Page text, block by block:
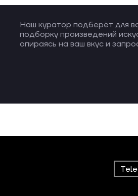
Наш куратор подберёт для
подборку произведений
опираясь на ваш вкус и